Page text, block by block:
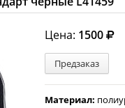
Цена: 1500
Предзаказ
Материал: